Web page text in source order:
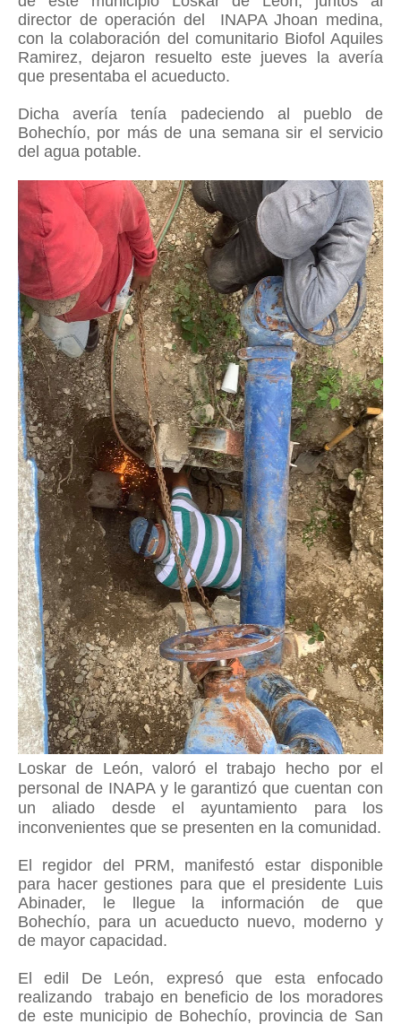
director de operación del INAPA Jhoan medina,
con la colaboración del comunitario Biofol Aquiles
Ramirez, dejaron resuelto este jueves la avería
que presentaba el acueducto.
Dicha avería tenía padeciendo al pueblo de
Bohechío, por más de una semana sir el servicio
del agua potable.
Loskar de León, valoró el trabajo hecho por el
personal de INAPA y le garantizó que cuentan con
un aliado desde el ayuntamiento para los
inconvenientes que se presenten en la comunidad.
El regidor del PRM, manifestó estar disponible
para hacer gestiones para que el presidente Luis
Abinader, le llegue la información de que
Bohechío, para un acueducto nuevo, moderno y
de mayor capacidad.
El edil De León, expresó que esta enfocado
realizando trabajo en beneficio de los moradores
de este municipio de Bohechío, provincia de San